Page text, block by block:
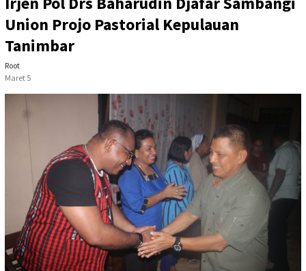
Union Projo Pastorial Kepulauan
Tanimbar
Root
Maret 5